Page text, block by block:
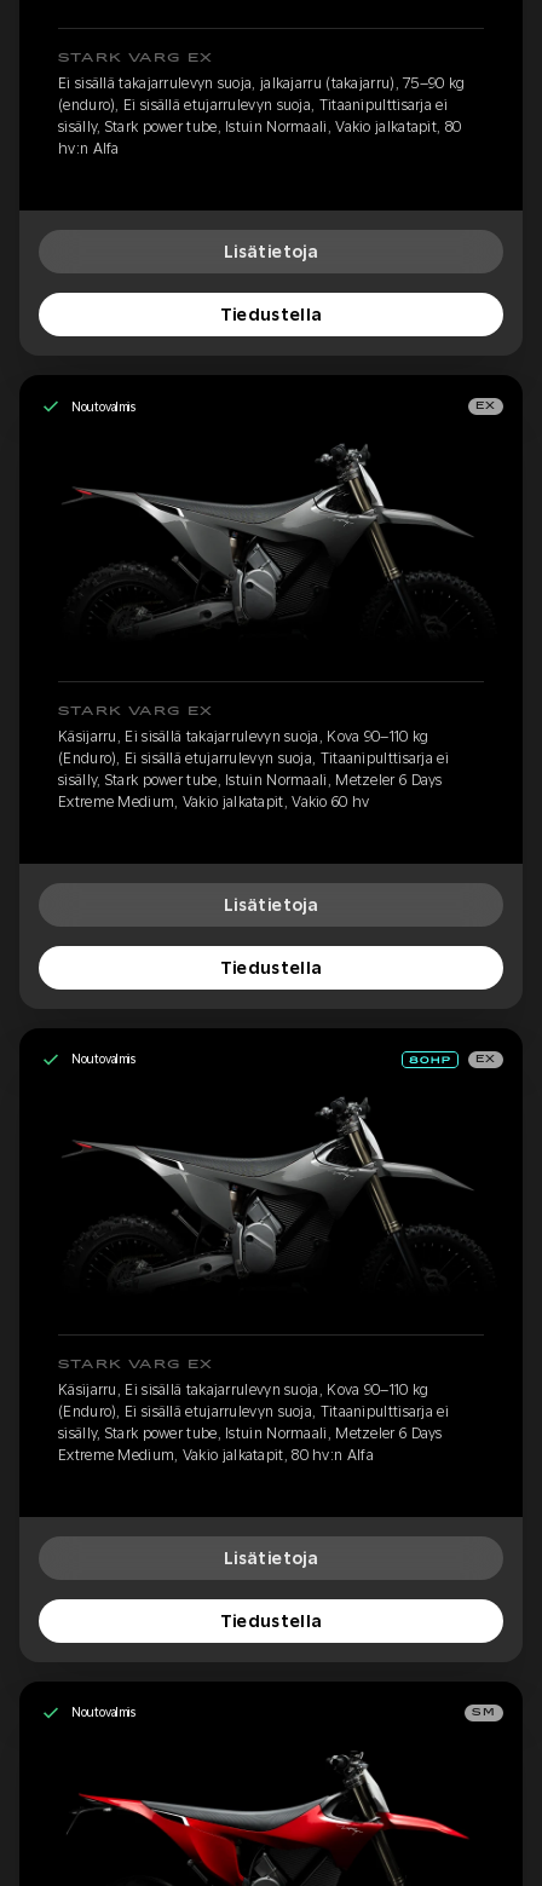
STARK VARG EX
Ei sisällä takajarrulevyn suoja, jalkajarru (takajarru), 75–90 kg
(enduro), Ei sisällä etujarrulevyn suoja, Titaanipulttisarja ei
sisälly, Stark power tube, Istuin Normaali, Vakio jalkatapit, 80
hv:n Alfa
Lisätietoja
Tiedustella
Noutovalmis EX
STARK VARG EX
Käsijarru, Ei sisällä takajarrulevyn suoja, Kova 90–110 kg
(Enduro), Ei sisällä etujarrulevyn suoja, Titaanipulttisarja ei
sisälly, Stark power tube, Istuin Normaali, Metzeler 6 Days
Extreme Medium, Vakio jalkatapit, Vakio 60 hv
Lisätietoja
Tiedustella
Noutovalmis EX
STARK VARG EX
Käsijarru, Ei sisällä takajarrulevyn suoja, Kova 90–110 kg
(Enduro), Ei sisällä etujarrulevyn suoja, Titaanipulttisarja ei
sisälly, Stark power tube, Istuin Normaali, Metzeler 6 Days
Extreme Medium, Vakio jalkatapit, 80 hv:n Alfa
Lisätietoja
Tiedustella
Noutovalmis SM